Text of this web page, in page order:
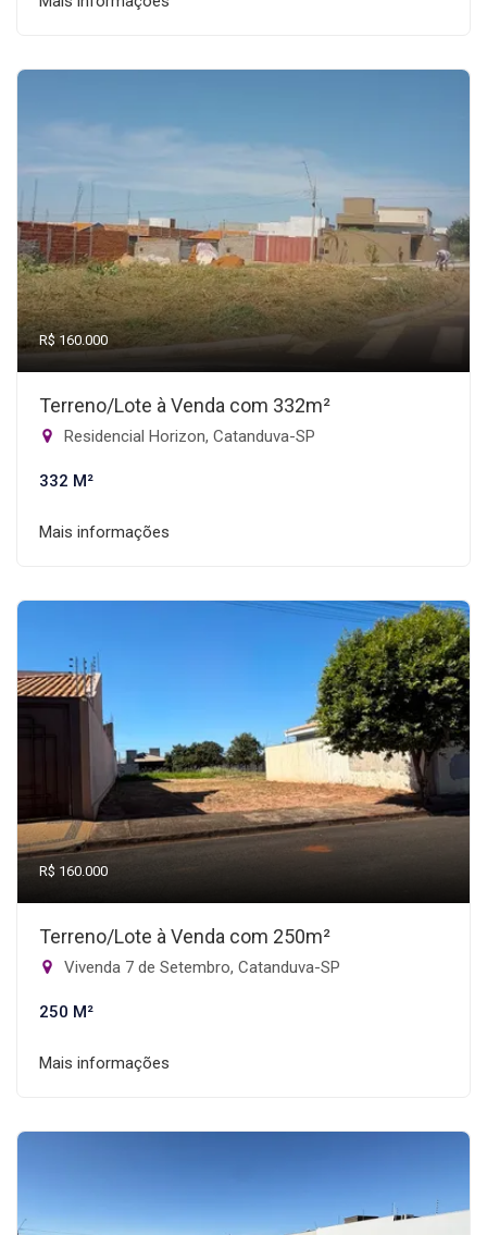
R$ 160.000
Terreno/Lote à Venda com 332m²
Residencial Horizon, Catanduva-SP
332 M²
Mais informações
R$ 160.000
Terreno/Lote à Venda com 250m²
Vivenda 7 de Setembro, Catanduva-SP
250 M²
Mais informações